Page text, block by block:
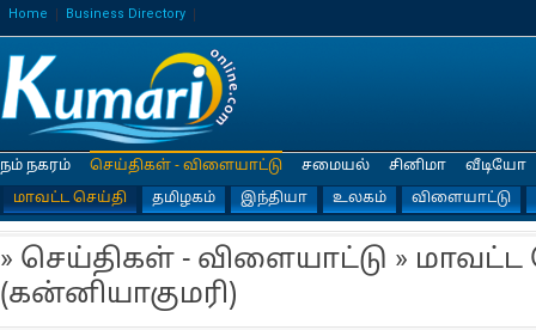
Home Business Directory
நம் நகரம்
செய்திகள் - விளையாட்டு
மாவட்ட செய்தி
தமிழகம் இந்தியா உலகம் விளையாட்டு
சமையல் சினிமா வீடியோ
» செய்திகள் - விளையாட்டு » மாவட்ட
(கன்னியாகுமரி)